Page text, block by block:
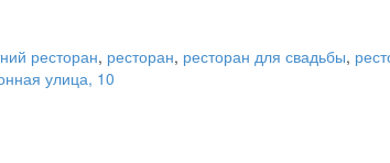
ресторан, ресторан, ресторан для свадьбы,
улица, 10